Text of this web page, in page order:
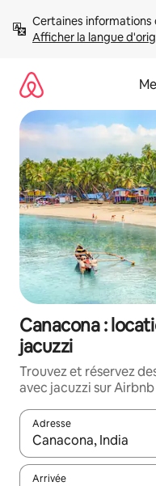
directement
Afficher la langue
Canacona :
jacuzzi
Trouvez et réservez
avec jacuzzi sur Airbnb
Adresse
Lorsque les résultats
Arrivée